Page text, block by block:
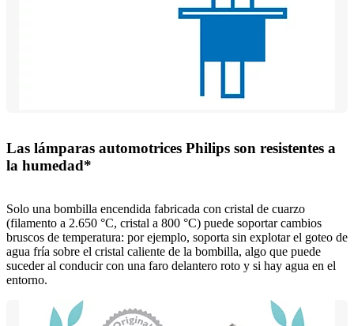
Las lámparas automotrices Philips son resistentes a
la humedad*
Solo una bombilla encendida fabricada con cristal de cuarzo
(filamento a 2.650 °C, cristal a 800 °C) puede soportar cambios
bruscos de temperatura: por ejemplo, soporta sin explotar el goteo de
agua fría sobre el cristal caliente de la bombilla, algo que puede
suceder al conducir con una faro delantero roto y si hay agua en el
entorno.